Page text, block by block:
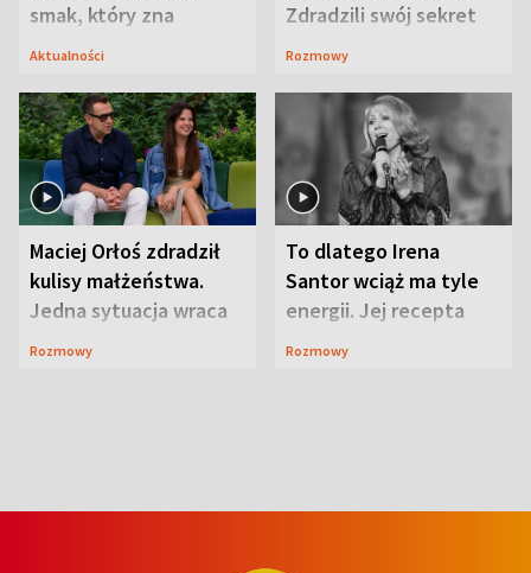
smak, który zna
Lubelszczyzna
Aktualności
Zdradzili swój sekret
Rozmowy
Maciej Orłoś zdradził
kulisy małżeństwa.
Jedna sytuacja wraca
jak bumerang
Rozmowy
To dlatego Irena
Santor wciąż ma tyle
energii. Jej recepta
jest zaskakująco
Rozmowy